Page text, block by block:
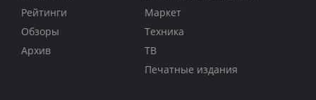
Рейтинги
Обзоры
Архив
Маркет
Техника
ТВ
Печатные издания